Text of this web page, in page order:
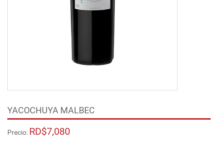
YACOCHUYA MALBEC
Precio: RD$7,080